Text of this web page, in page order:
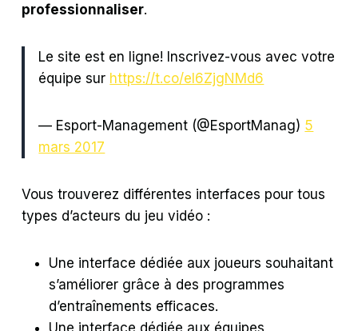
professionnaliser.
Le site est en ligne! Inscrivez-vous avec votre
équipe sur https://t.co/eI6ZjgNMd6
— Esport-Management (@EsportManag) 5
mars 2017
Vous trouverez différentes interfaces pour tous
types d’acteurs du jeu vidéo :
Une interface dédiée aux joueurs souhaitant
s’améliorer grâce à des programmes
d’entraînements efficaces.
Une interface dédiée aux équipes